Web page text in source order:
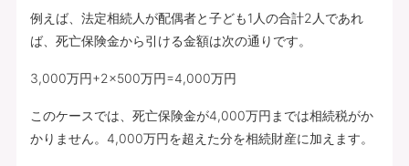
例えば、法定相続人が配偶者と子ども1人の合計2人であれ
ば、死亡保険金から引ける金額は次の通りです。
3,000万円+2×500万円=4,000万円
このケースでは、死亡保険金が4,000万円までは相続税がか
かりません。4,000万円を超えた分を相続財産に加えます。